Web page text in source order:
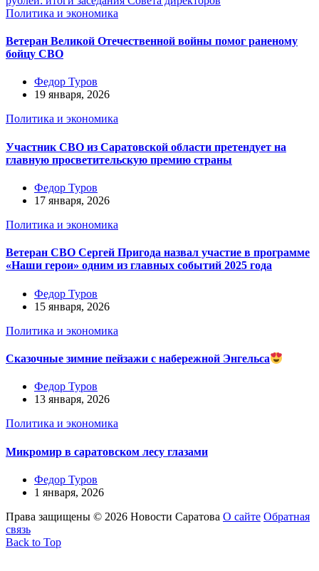
Политика и экономика
Ветеран Великой Отечественной войны помог раненому
бойцу СВО
Федор Туров
19 января, 2026
Политика и экономика
Участник СВО из Саратовской области претендует на
главную просветительскую премию страны
Федор Туров
17 января, 2026
Политика и экономика
Ветеран СВО Сергей Пригода назвал участие в программе
«Наши герои» одним из главных событий 2025 года
Федор Туров
15 января, 2026
Политика и экономика
Сказочные зимние пейзажи с набережной Энгельса
Федор Туров
13 января, 2026
Политика и экономика
Микромир в саратовском лесу глазами
Федор Туров
1 января, 2026
Права защищены © 2026 Новости Саратова О сайте Обратная
связь
Back to Top